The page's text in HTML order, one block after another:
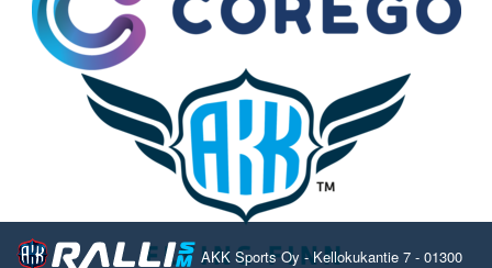
AKK Sports Oy - Kellokukantie 7 - 01300